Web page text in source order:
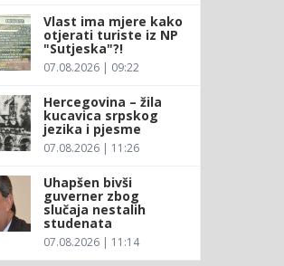
Vlast ima mjere kako
otjerati turiste iz NP
"Sutjeska"?!
07.08.2026 | 09:22
Hercegovina – žila
kucavica srpskog
jezika i pjesme
07.08.2026 | 11:26
Uhapšen bivši
guverner zbog
slučaja nestalih
studenata
07.08.2026 | 11:14